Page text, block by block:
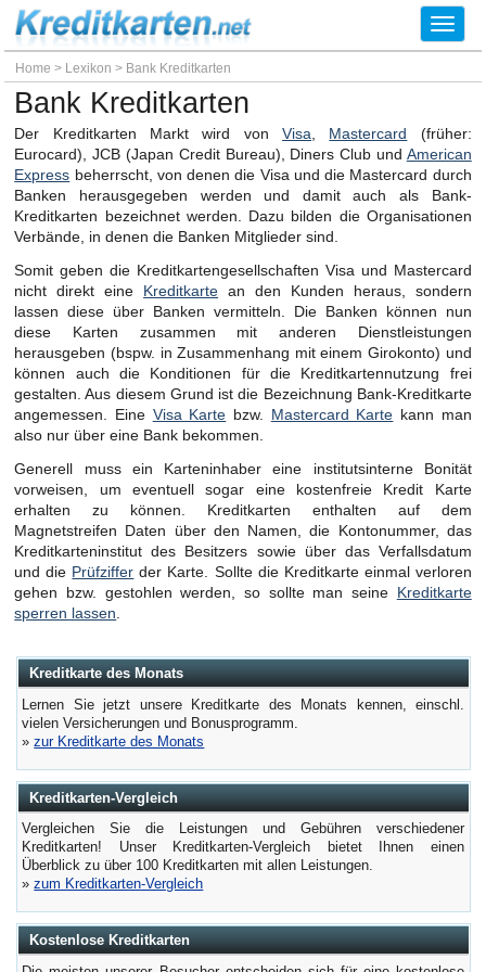
Home > Lexikon > Bank Kreditkarten
Bank Kreditkarten
Der Kreditkarten Markt wird vonVisa, Mastercard
(früher:
Eurocard), JCB (Japan Credit Bureau), Diners Club und American
Express beherrscht, von denen die Visa und die Mastercard durch
Banken herausgegeben werden und damit auch als Bank-
Kreditkarten bezeichnet werden. Dazu bilden die Organisationen
Verbände, in denen die Banken Mitglieder sind.
Somit geben die Kreditkartengesellschaften Visa und Mastercard
nicht direkt eine
Kreditkarte an den Kunden heraus, sondern
lassen diese über Banken vermitteln. Die Banken können nun
diese Karten zusammen mit anderen Dienstleistungen
herausgeben (bspw. in Zusammenhang mit einem Girokonto) und
können auch die Konditionen für die Kreditkartennutzung frei
gestalten. Aus diesem Grund ist die Bezeichnung Bank-Kreditkarte
angemessen. Eine Visa Karte bzw. Mastercard Karte kann man
also nur über eine Bank bekommen.
Generell muss ein Karteninhaber eine institutsinterne Bonität
vorweisen, um eventuell sogar eine kostenfreie Kredit Karte
erhalten zu können. Kreditkarten enthalten auf dem
Magnetstreifen Daten über den Namen, die Kontonummer, das
Kreditkarteninstitut des Besitzers sowie über das Verfallsdatum
und die Prüfziffer der Karte. Sollte die Kreditkarte einmal verloren
gehen bzw. gestohlen werden, so sollte man seine
Kreditkarte
sperren lassen.
Kreditkarte des Monats
Lernen Sie jetzt unsere Kreditkarte des Monats kennen, einschl.
vielen Versicherungen und Bonusprogramm.
»zur Kreditkarte des Monats
Kreditkarten-Vergleich
Vergleichen Sie die Leistungen und Gebühren verschiedener
Kreditkarten! Unser Kreditkarten-Vergleich bietet Ihnen einen
Überblick zu über 100 Kreditkarten mit allen Leistungen.
»zum Kreditkarten-Vergleich
Kostenlose Kreditkarten